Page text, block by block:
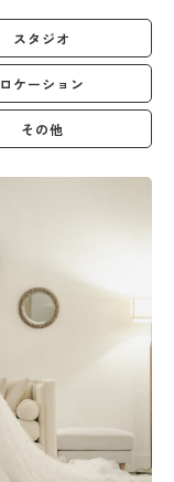
スタジオ
ロケーション
その他